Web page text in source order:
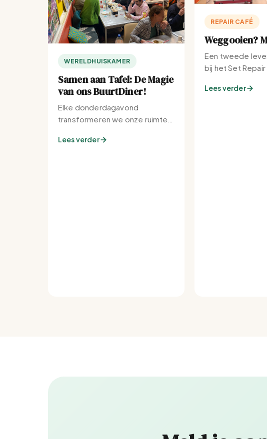
WERELDHUISKAMER
Samen aan Tafel: De Magie
van ons BuurtDiner!
Elke donderdagavond
transformeren we onze ruimte
buurt.
Lees verder
REPAIR CAFÉ
Weggooien?
Een tweede
bij het Set Repair
Lees verder